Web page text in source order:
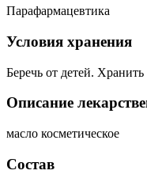
Парафармацевтика
Условия хранения
Беречь от детей.
Описание
масло косметическое
Состав